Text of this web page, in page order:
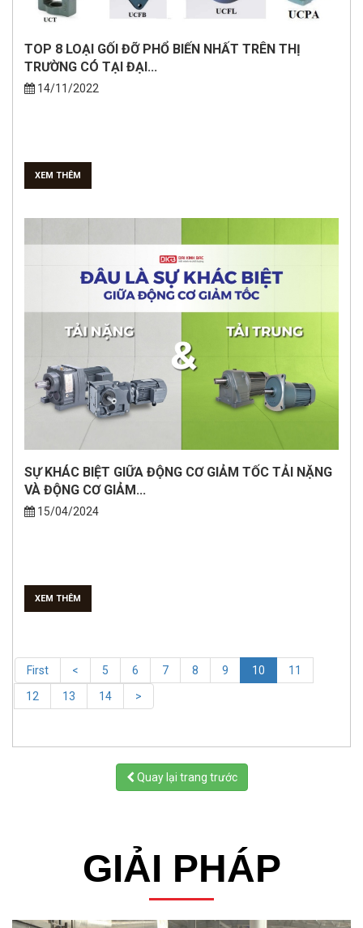
TOP 8 LOẠI GỐI ĐỠ PHỔ BIẾN NHẤT TRÊN THỊ
TRƯỜNG CÓ TẠI ĐẠI...
14/11/2022
XEM THÊM
SỰ KHÁC BIỆT GIỮA ĐỘNG CƠ GIẢM TỐC TẢI NẶNG
VÀ ĐỘNG CƠ GIẢM...
15/04/2024
XEM THÊM
First < 5 6 7 8 9 10 (current)
11
12
13 14 >
Quay lại trang trước
GIẢI PHÁP